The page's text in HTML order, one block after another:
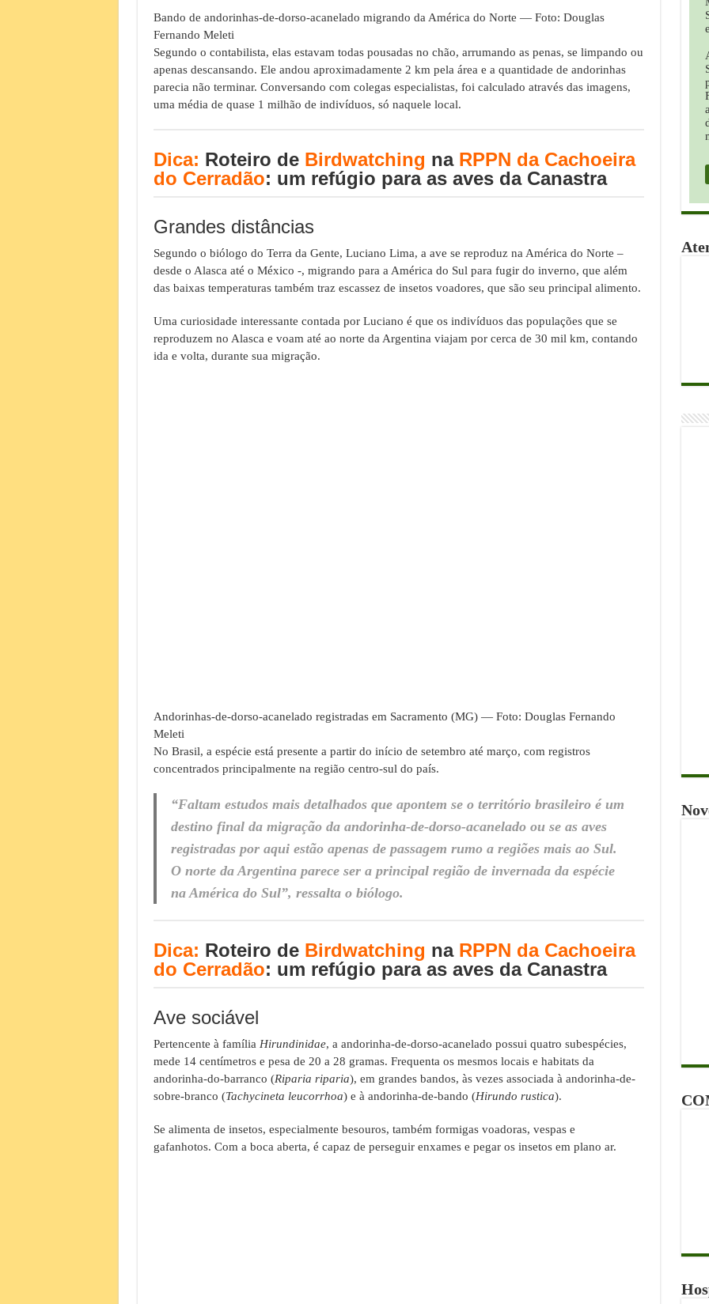
Bando de andorinhas-de-dorso-acanelado migrando da América do Norte — Foto: Douglas
Fernando Meleti
Segundo o contabilista, elas estavam todas pousadas no chão, arrumando as penas, se limpando ou
apenas descansando. Ele andou aproximadamente 2 km pela área e a quantidade de andorinhas
parecia não terminar. Conversando com colegas especialistas, foi calculado através das imagens,
uma média de quase 1 milhão de indivíduos, só naquele local.
Dica: Roteiro de Birdwatching na RPPN da Cachoeira
do Cerradão: um refúgio para as aves da Canastra
Grandes distâncias
Segundo o biólogo do Terra da Gente, Luciano Lima, a ave se reproduz na América do Norte –
desde o Alasca até o México -, migrando para a América do Sul para fugir do inverno, que além
das baixas temperaturas também traz escassez de insetos voadores, que são seu principal alimento.
Uma curiosidade interessante contada por Luciano é que os indivíduos das populações que se
reproduzem no Alasca e voam até ao norte da Argentina viajam por cerca de 30 mil km, contando
ida e volta, durante sua migração.
Andorinhas-de-dorso-acanelado registradas em Sacramento (MG) — Foto: Douglas Fernando
Meleti
No Brasil, a espécie está presente a partir do início de setembro até março, com registros
concentrados principalmente na região centro-sul do país.
“Faltam estudos mais detalhados que apontem se o território brasileiro é um
destino final da migração da andorinha-de-dorso-acanelado ou se as aves
registradas por aqui estão apenas de passagem rumo a regiões mais ao Sul.
O norte da Argentina parece ser a principal região de invernada da espécie
na América do Sul”, ressalta o biólogo.
Dica: Roteiro de Birdwatching na RPPN da Cachoeira
do Cerradão: um refúgio para as aves da Canastra
Ave sociável
Pertencente à família Hirundinidae, a andorinha-de-dorso-acanelado possui quatro subespécies,
mede 14 centímetros e pesa de 20 a 28 gramas. Frequenta os mesmos locais e habitats da
andorinha-do-barranco (Riparia riparia), em grandes bandos, às vezes associada à andorinha-de-
sobre-branco (Tachycineta leucorrhoa) e à andorinha-de-bando (Hirundo rustica).
Se alimenta de insetos, especialmente besouros, também formigas voadoras, vespas e
gafanhotos. Com a boca aberta, é capaz de perseguir enxames e pegar os insetos em plano ar.